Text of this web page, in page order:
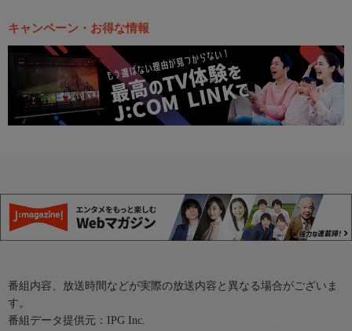
キャンペーン・お得な情報
番組内容、放送時間などが実際の放送内容と異なる場合がございま
す。
番組データ提供元：IPG Inc.